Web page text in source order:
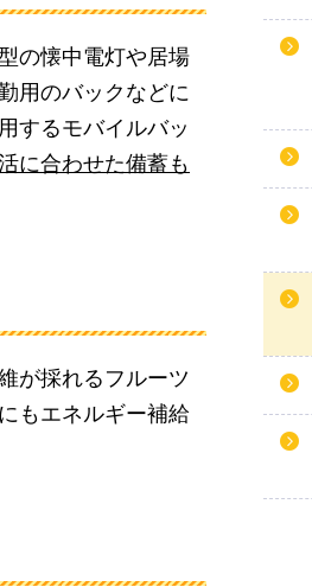
の懐中電灯や居場
用のバックなどに
するモバイルバッ
に合わせた備蓄も
が採れるフルーツ
もエネルギー補給